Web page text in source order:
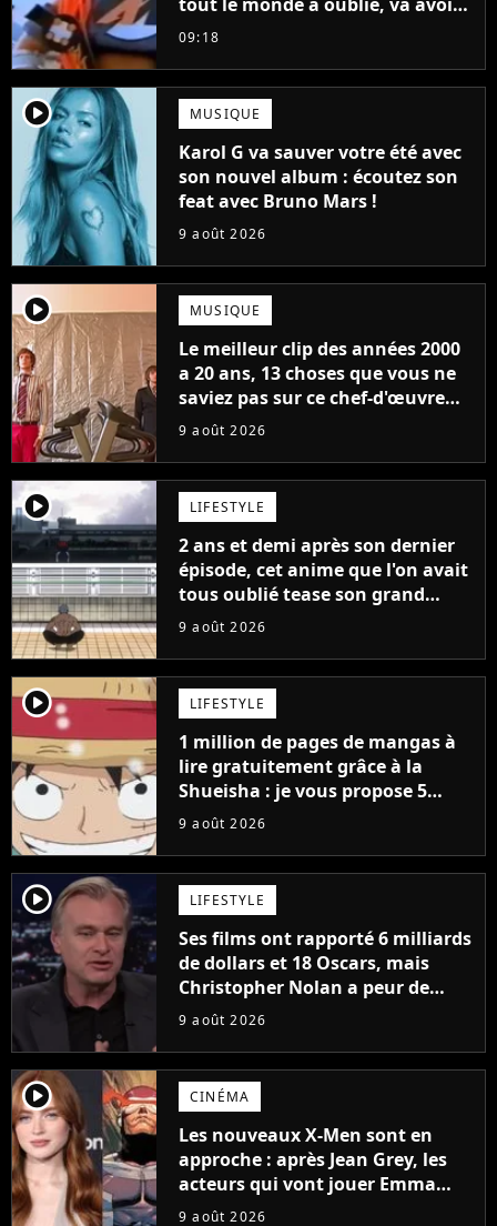
un film
09:18
player2 MUSIQUE
Karol G va sauver votre été avec
son nouvel album : écoutez son
feat avec Bruno Mars !
9 août 2026
player2 MUSIQUE
Le meilleur clip des années 2000
a 20 ans, 13 choses que vous ne
saviez pas sur ce chef-d'œuvre
qui a révolutionné YouTube
9 août 2026
player2 LIFESTYLE
2 ans et demi après son dernier
épisode, cet anime que l'on avait
tous oublié tease son grand
retour
9 août 2026
player2 LIFESTYLE
1 million de pages de mangas à
lire gratuitement grâce à la
Shueisha : je vous propose 5
mangas jamais sortis en France
9 août 2026
player2 LIFESTYLE
Ses films ont rapporté 6 milliards
de dollars et 18 Oscars, mais
Christopher Nolan a peur de
tourner un genre de films très
9 août 2026
player2 CINÉMA
Les nouveaux X-Men sont en
approche : après Jean Grey, les
acteurs qui vont jouer Emma
Frost et Cyclope trouvés !
9 août 2026